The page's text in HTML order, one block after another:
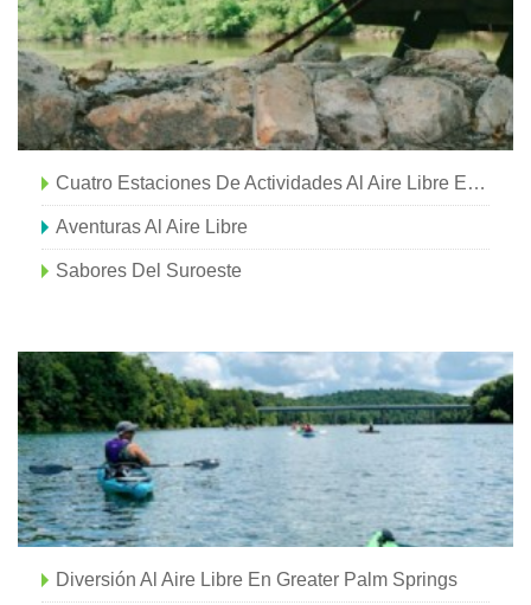
Cuatro Estaciones De Actividades Al Aire Libre En Vancouver
Aventuras Al Aire Libre
Sabores Del Suroeste
Diversión Al Aire Libre En Greater Palm Springs